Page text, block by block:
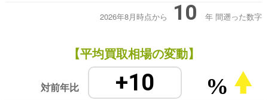
2026年8月時点から 10 年 間遡った数字
【平均買取相場の変動】
対前年比 +10 %